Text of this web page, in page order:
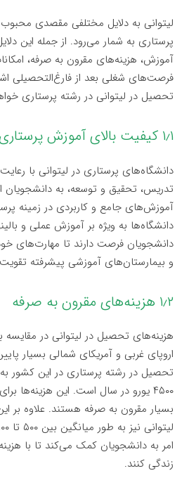
لیتوانی به دلایل مختلفی مقصدی
پرستاری به شمار می‌رود. از جمله این
آموزش، هزینه‌های مقرون به صرفه،
فرصت‌های شغلی بعد از فارغ‌التحصیلی
تحصیل در لیتوانی در رشته پرستاری
۱٫۱ کیفیت بالای آموزش پرستاری
دانشگاه‌های پرستاری در لیتوانی با
تدریس، تحقیق و توسعه، به دانشجویان
آموزش‌های جامع و کاربردی در زمینه
دانشگاه‌ها به ویژه بر آموزش عملی و
دانشجویان فرصت دارند تا مهارت‌های
و بیمارستان‌های آموزشی پیشرفته
۱٫۲ هزینه‌های مقرون به صرفه
هزینه‌های تحصیل در لیتوانی در مقایسه
اروپای غربی و آمریکای شمالی بسیار
۴۵۰۰ یورو در سال است. این هزینه‌ها
بسیار مقرون به صرفه هستند. علاوه بر
امر به دانشجویان کمک می‌کند تا با
زندگی کنند.